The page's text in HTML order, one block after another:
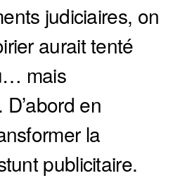
judiciaires, on
aurait tenté
mais
en
la
publicitaire.